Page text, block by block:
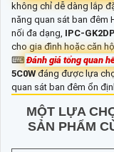
không chỉ dễ dàng lắp
năng quan sát ban đêm
nối đa dạng, IPC-
cho gia đình hoặc căn
⌨ Đánh giá tổng quan
5C0Wđáng được lựa
quan sát ban đêm ổn
MỘT LỰA
SẢN PHẨM